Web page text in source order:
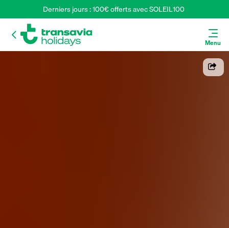
Derniers jours : 100€ offerts avec SOLEIL100
Menu